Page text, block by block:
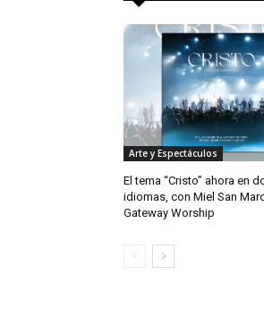
Arte y Espectáculos
El tema “Cristo” ahora en
idiomas, con Miel San
Gateway Worship